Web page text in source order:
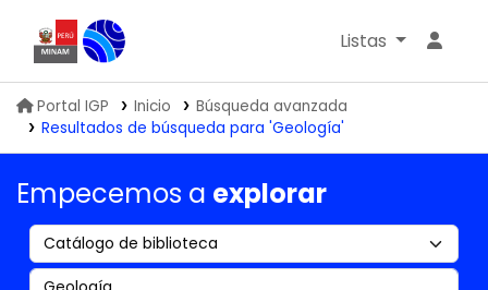
Biblioteca IGP
Listas
Portal IGP Inicio
Búsqueda avanzada
Resultados de búsqueda para 'Geología'
Empecemos a explorar